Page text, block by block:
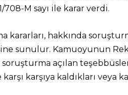
708-M sayı ile karar verdi.
kararları, hakkında
sunulur. Kamuoyunun
soruşturma açılan
karşıya kaldıkları veya